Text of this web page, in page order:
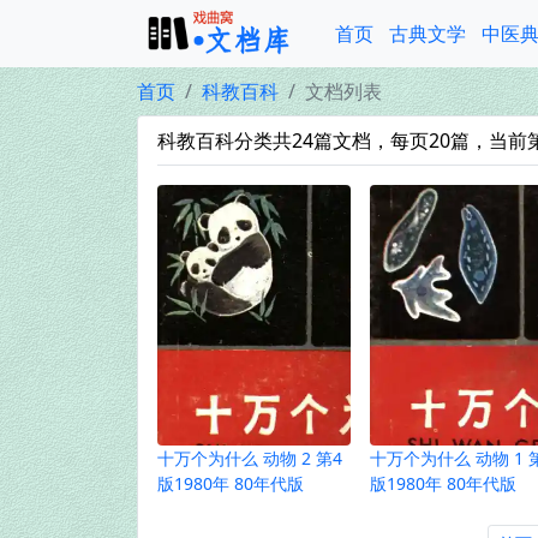
首页 古典文学 中医
首页 科教百科
文档列表
科教百科分类共24篇文档，每页20篇，当前
十万个为什么 动物 2 第4
版1980年 80年代版
十万个为什么 动物 1
版1980年 80年代版